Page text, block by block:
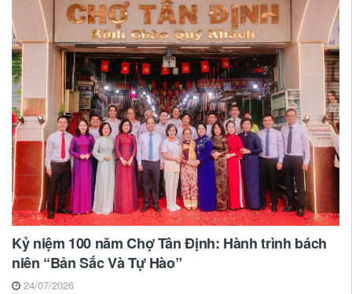
Kỷ niệm 100 năm Chợ Tân Định: Hành trình bách
niên “Bản Sắc Và Tự Hào”
24/07/2026